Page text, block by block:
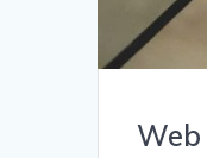
Web